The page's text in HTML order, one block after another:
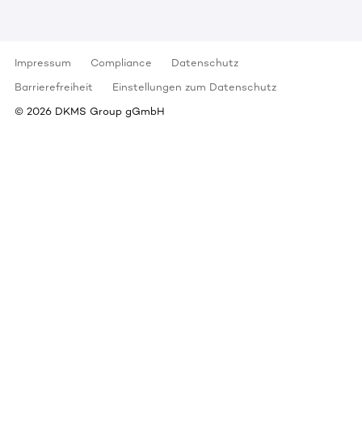
Impressum Compliance
Datenschutz
Barrierefreiheit
Einstellungen zum Datenschutz
© 2026 DKMS Group gGmbH